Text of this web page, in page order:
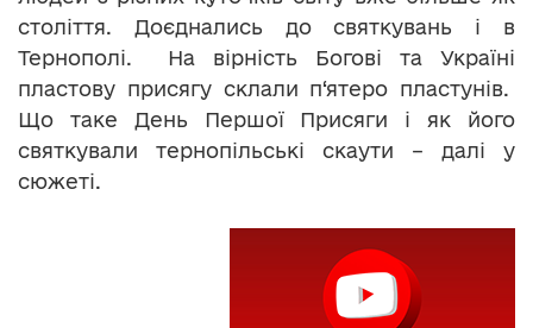
століття. Доєднались до святкувань і в
Тернополі. На вірність Богові та Україні
пластову присягу склали п‘ятеро пластунів.
Що таке День Першої Присяги і як його
святкували тернопільські скаути – далі у
сюжеті.